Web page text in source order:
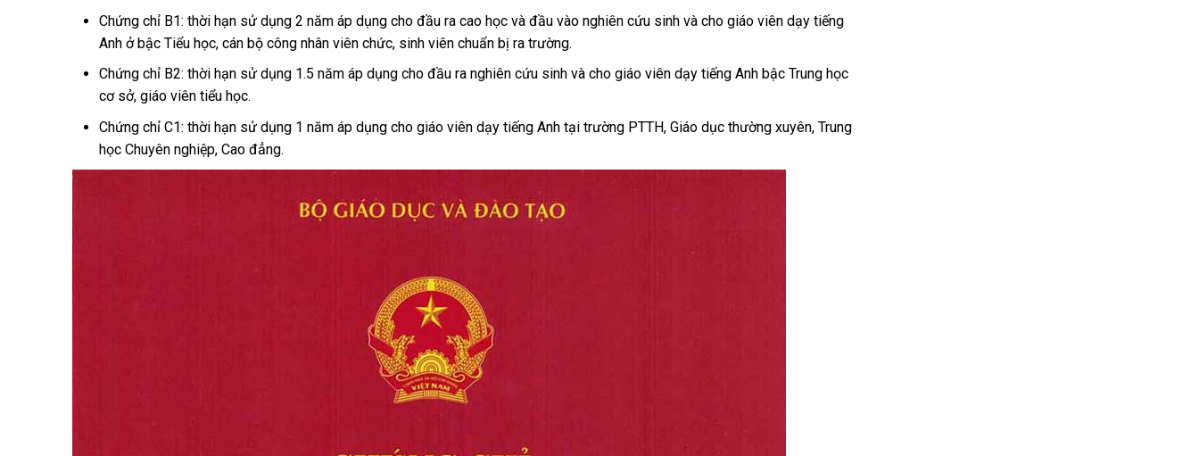
Chứng chỉ B1: thời hạn sử dụng 2 năm áp dụng cho đầu ra cao học và đầu vào nghiên cứu sinh và cho giáo viên dạy tiếng
Anh ở bậc Tiểu học, cán bộ công nhân viên chức, sinh viên chuẩn bị ra trường.
Chứng chỉ B2: thời hạn sử dụng 1.5 năm áp dụng cho đầu ra nghiên cứu sinh và cho giáo viên dạy tiếng Anh bậc Trung học
cơ sở, giáo viên tiểu học.
Chứng chỉ C1: thời hạn sử dụng 1 năm áp dụng cho giáo viên dạy tiếng Anh tại trường PTTH, Giáo dục thường xuyên, Trung
học Chuyên nghiệp, Cao đẳng.